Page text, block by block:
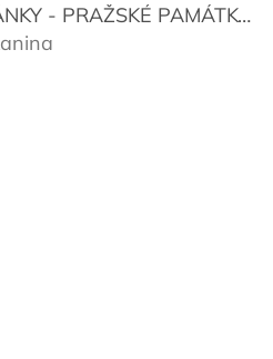
VYSTŘIHOVÁNKY - PRAŽSKÉ PAMÁTKY
je 5 z 5 hvězdiček.